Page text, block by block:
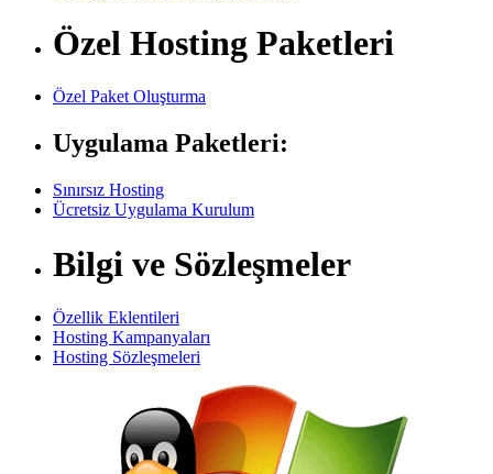
Özel Hosting Paketleri
Özel Paket Oluşturma
Uygulama Paketleri:
Sınırsız Hosting
Ücretsiz Uygulama Kurulum
Bilgi ve Sözleşmeler
Özellik Eklentileri
Hosting Kampanyaları
Hosting Sözleşmeleri